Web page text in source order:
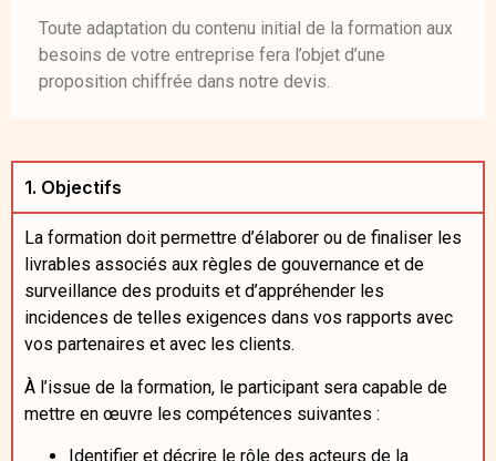
Toute adaptation du contenu initial de la formation aux
besoins de votre entreprise fera l’objet d’une
proposition chiffrée dans notre devis.
1. Objectifs
La formation doit permettre d’élaborer ou de finaliser les
livrables associés aux règles de gouvernance et de
surveillance des produits et d’appréhender les
incidences de telles exigences dans vos rapports avec
vos partenaires et avec les clients.
À l’issue de la formation, le participant sera capable de
mettre en œuvre les compétences suivantes :
Identifier et décrire le rôle des acteurs de la